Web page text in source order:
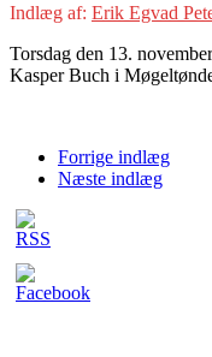
Indlæg af: Erik Egvad
Torsdag den 13.
Kasper Buch i
Forrige indlæg
Næste indlæg